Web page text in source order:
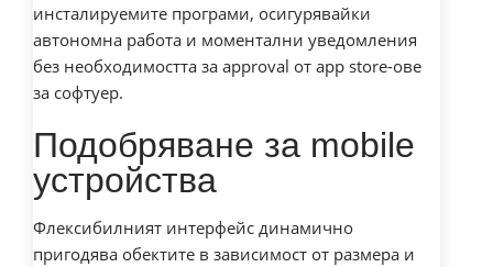
инсталируемите програми, осигурявайки
автономна работа и моментални уведомления
без необходимостта за approval от app store-ове
за софтуер.
Подобряване за mobile
устройства
Флексибилният интерфейс динамично
пригодява обектите в зависимост от размера и